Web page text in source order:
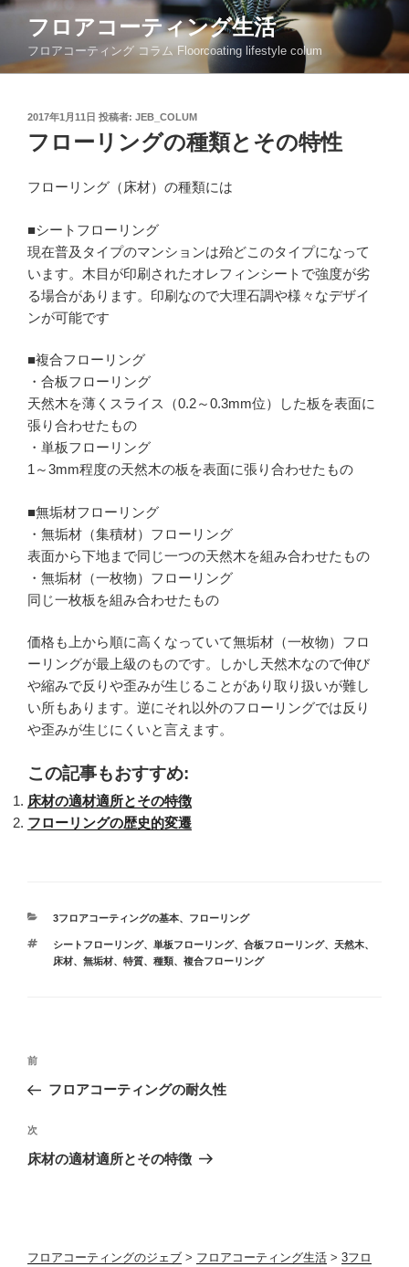
コ
ン
フロアコーティング生活
フロアコーティング コラム Floorcoating lifestyle colum
投
稿
日:
2017年1月11日 投稿者: JEB_COLUM
フローリングの種類とその特性
フローリング（床材）の種類には
■シートフローリング
現在普及タイプのマンションは殆どこのタイプになって
います。木目が印刷されたオレフィンシートで強度が劣
る場合があります。印刷なので大理石調や様々なデザイ
ンが可能です
■複合フローリング
・合板フローリング
天然木を薄くスライス（0.2～0.3mm位）した板を表面に
張り合わせたもの
・単板フローリング
1～3mm程度の天然木の板を表面に張り合わせたもの
■無垢材フローリング
・無垢材（集積材）フローリング
表面から下地まで同じ一つの天然木を組み合わせたもの
・無垢材（一枚物）フローリング
同じ一枚板を組み合わせたもの
価格も上から順に高くなっていて無垢材（一枚物）フロ
ーリングが最上級のものです。しかし天然木なので伸び
や縮みで反りや歪みが生じることがあり取り扱いが難し
い所もあります。逆にそれ以外のフローリングでは反り
や歪みが生じにくいと言えます。
この記事もおすすめ:
床材の適材適所とその特徴
フローリングの歴史的変遷
カ
ゴ
リ
3フロアコーティングの基本、 フローリング
タ
グ
シートフローリング、 単板フローリング、 合板フローリング、 天然木、
床材、 無垢材、 特質、 種類、 複合フローリング
投
ナ
ビ
ゲ
ン
前
の
稿
前
フロアコーティングの耐久性
次
の
次
床材の適材適所とその特徴
フロアコーティングのジェブ > フロアコーティング生活 > 3フロ